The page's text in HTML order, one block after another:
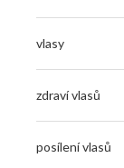
vlasy
zdraví vlasů
posílení vlasů